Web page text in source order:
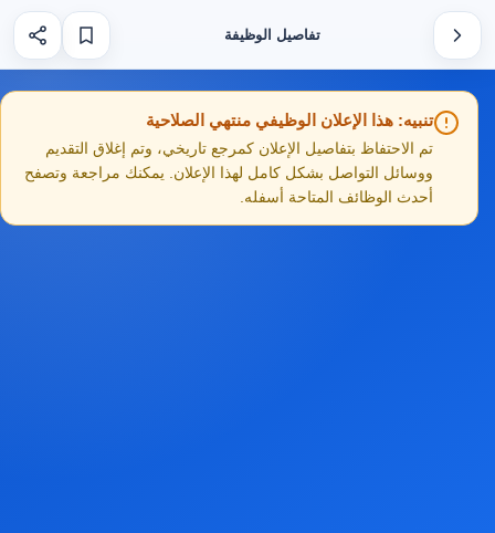
تفاصيل الوظيفة
تنبيه: هذا الإعلان الوظيفي منتهي الصلاحية
تم الاحتفاظ بتفاصيل الإعلان كمرجع تاريخي، وتم إغلاق التقديم
ووسائل التواصل بشكل كامل لهذا الإعلان. يمكنك مراجعة وتصفح
أحدث الوظائف المتاحة أسفله.